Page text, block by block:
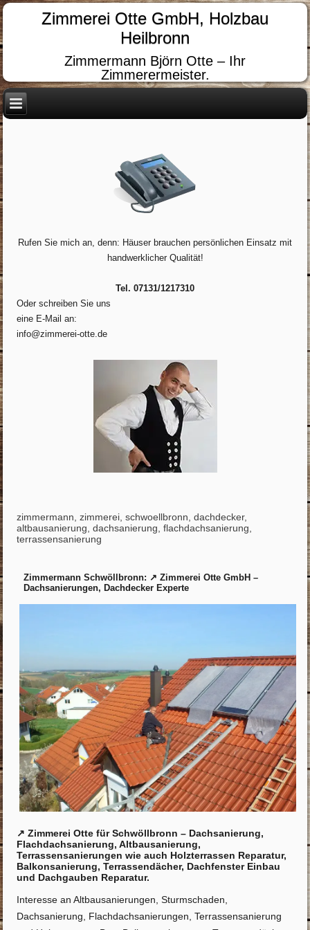
Zimmerei Otte GmbH, Holzbau
Heilbronn
Zimmermann Björn Otte – Ihr
Zimmerermeister.
Rufen Sie mich an, denn: Häuser brauchen persönlichen Einsatz mit
handwerklicher Qualität!
Tel. 07131/1217310
Oder schreiben Sie uns
eine E-Mail an:
info@zimmerei-otte.de
zimmermann, zimmerei, schwoellbronn, dachdecker,
altbausanierung, dachsanierung, flachdachsanierung,
terrassensanierung
Zimmermann Schwöllbronn: ↗️ Zimmerei Otte GmbH –
Dachsanierungen, Dachdecker Experte
↗️ Zimmerei Otte für Schwöllbronn – Dachsanierung,
Flachdachsanierung, Altbausanierung,
Terrassensanierungen wie auch Holzterrassen Reparatur,
Balkonsanierung, Terrassendächer, Dachfenster Einbau
und Dachgauben Reparatur.
Interesse an Altbausanierungen, Sturmschaden,
Dachsanierung, Flachdachsanierungen, Terrassensanierung